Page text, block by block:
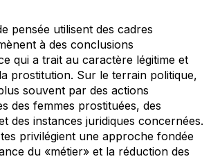
pensée utilisent des cadres
à des conclusions
qui a trait au caractère légitime et
prostitution. Sur le terrain politique,
souvent par des actions
des femmes prostituées, des
des instances juridiques concernées.
privilégient une approche fondée
du «métier» et la réduction des